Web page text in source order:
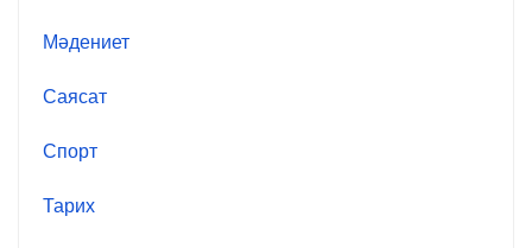
Мәдениет
Саясат
Спорт
Тарих